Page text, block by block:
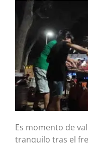
Es momento de
tranquilo tras el